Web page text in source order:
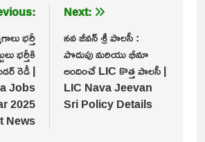
భర్తీ
భర్తీకి
రెడీ |
Jobs
2025
News
Next:
నవ జీవన్ శ్రీ పాలసీ :
పొదుపు మరియు భీమా
అందించే LIC కొత్త పాలసీ |
LIC Nava Jeevan
Sri Policy Details